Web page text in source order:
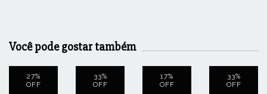
Você pode gostar também
27%
OFF
33%
OFF
17%
OFF
33%
OFF